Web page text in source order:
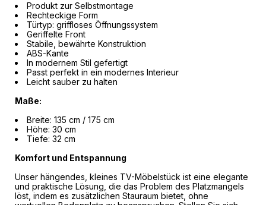
Produkt zur Selbstmontage
Rechteckige Form
Türtyp: griffloses Öffnungssystem
Geriffelte Front
Stabile, bewährte Konstruktion
ABS-Kante
In modernem Stil gefertigt
Passt perfekt in ein modernes Interieur
Leicht sauber zu halten
Maße:
Breite: 135 cm / 175 cm
Höhe: 30 cm
Tiefe: 32 cm
Komfort und Entspannung
Unser hängendes, kleines TV-Möbelstück ist eine elegante
und praktische Lösung, die das Problem des Platzmangels
löst, indem es zusätzlichen Stauraum bietet, ohne